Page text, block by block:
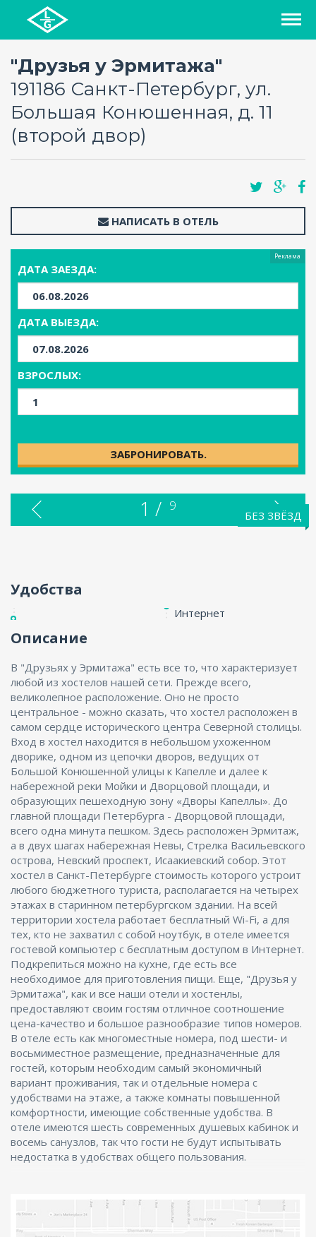
СПИСОК ОТЕЛЕЙ
РЕГИОНЫ
FAQ
КАРТА
"Друзья у Эрмитажа"
191186 Санкт-Петербург, ул.
Большая Конюшенная, д. 11
(второй двор)
НАПИСАТЬ В ОТЕЛЬ
Реклама
ДАТА ЗАЕЗДА:
ДАТА ВЫЕЗДА:
ВЗРОСЛЫХ:
ЗАБРОНИРОВАТЬ.
БЕЗ ЗВЁЗД
1 / 9
Удобства
Интернет
Описание
В "Друзьях у Эрмитажа" есть все то, что характеризует
любой из хостелов нашей сети. Прежде всего,
великолепное расположение. Оно не просто
центральное - можно сказать, что хостел расположен в
самом сердце исторического центра Северной столицы.
Вход в хостел находится в небольшом ухоженном
дворике, одном из цепочки дворов, ведущих от
Большой Конюшенной улицы к Капелле и далее к
набережной реки Мойки и Дворцовой площади, и
образующих пешеходную зону «Дворы Капеллы». До
главной площади Петербурга - Дворцовой площади,
всего одна минута пешком. Здесь расположен Эрмитаж,
а в двух шагах набережная Невы, Стрелка Васильевского
острова, Невский проспект, Исаакиевский собор. Этот
хостел в Санкт-Петербурге стоимость которого устроит
любого бюджетного туриста, располагается на четырех
этажах в старинном петербургском здании. На всей
территории хостела работает бесплатный Wi-Fi, а для
тех, кто не захватил с собой ноутбук, в отеле имеется
гостевой компьютер с бесплатным доступом в Интернет.
Подкрепиться можно на кухне, где есть все
необходимое для приготовления пищи. Еще, "Друзья у
Эрмитажа", как и все наши отели и хостенлы,
предоставляют своим гостям отличное соотношение
цена-качество и большое разнообразие типов номеров.
В отеле есть как многоместные номера, под шести- и
восьмиместное размещение, предназначенные для
гостей, которым необходим самый экономичный
вариант проживания, так и отдельные номера с
удобствами на этаже, а также комнаты повышенной
комфортности, имеющие собственные удобства. В
отеле имеются шесть современных душевых кабинок и
восемь санузлов, так что гости не будут испытывать
недостатка в удобствах общего пользования.